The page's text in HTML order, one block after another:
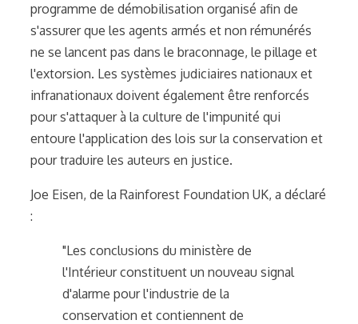
programme de démobilisation organisé afin de
s'assurer que les agents armés et non rémunérés
ne se lancent pas dans le braconnage, le pillage et
l'extorsion. Les systèmes judiciaires nationaux et
infranationaux doivent également être renforcés
pour s'attaquer à la culture de l'impunité qui
entoure l'application des lois sur la conservation et
pour traduire les auteurs en justice.
Joe Eisen, de la Rainforest Foundation UK, a déclaré
:
"Les conclusions du ministère de
l'Intérieur constituent un nouveau signal
d'alarme pour l'industrie de la
conservation et contiennent de